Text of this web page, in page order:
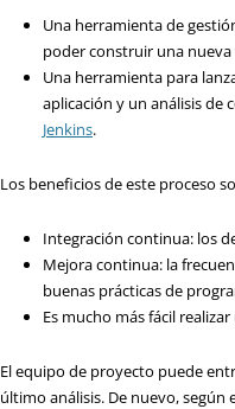
Una herramienta de
poder construir una
Una herramienta para
aplicación y un análisis de
Jenkins.
Los beneficios de este proceso
Integración continua: los
Mejora continua: la
buenas prácticas de
Es mucho más fácil
El equipo de proyecto puede
último análisis. De nuevo, según